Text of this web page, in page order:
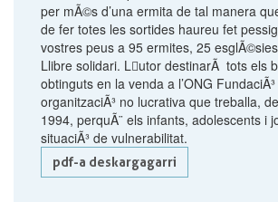
per mÃ©s d’una ermita de tal manera
de fer totes les sortides haureu fet
vostres peus a 95 ermites, 25
Llibre solidari. L𠆚utor destinarÃ tots els
obtinguts en la venda a l’ONG
organitzaciÃ³ no lucrativa que treballa,
1994, perquÃ¨ els infants, adolescents i
situaciÃ³ de vulnerabilitat.
pdf-a deskargagarri